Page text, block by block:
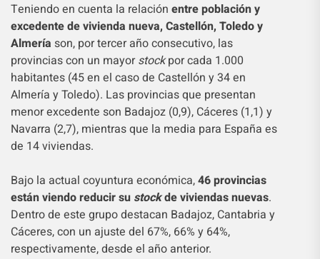
Teniendo en cuenta la relación entre población y
excedente de vivienda nueva, Castellón, Toledo y
Almería son, por tercer año consecutivo, las
provincias con un mayorstockpor cada 1.000
habitantes (45 en el caso de Castellón y 34 en
Almería y Toledo). Las provincias que presentan
menor excedente son Badajoz (0,9), Cáceres (1,1) y
Navarra (2,7), mientras que la media para España es
de 14 viviendas.
Bajo la actual coyuntura económica,46 provincias
están viendo reducir su stockde viviendas nuevas.
Dentro de este grupo destacan Badajoz, Cantabria y
Cáceres, con un ajuste del 67%, 66% y 64%,
respectivamente, desde el año anterior.